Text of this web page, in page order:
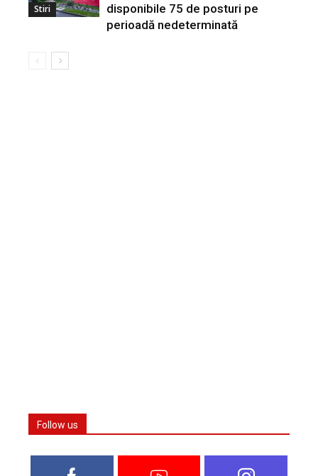
Stiri
disponibile 75 de posturi pe
perioadă nedeterminată
Follow us